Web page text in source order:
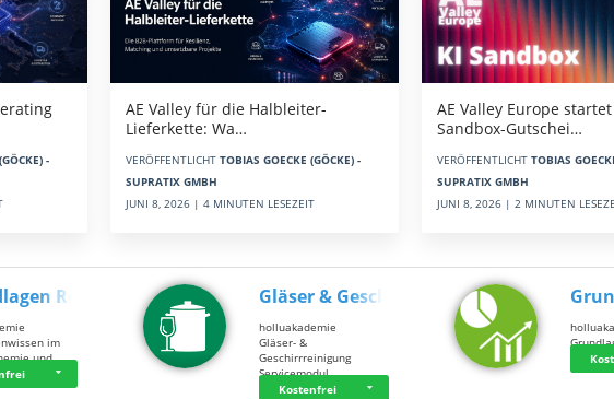
-
AE Valley für die Halbleiter-
Lieferkette: Wa…
VERÖFFENTLICHT TOBIAS GOECKE (GÖCKE) -
SUPRATIX GMBH
JUNI 8, 2026 | 4 MINUTEN LESEZEIT
AE Valley Europe startet
Sandbox-Gutschei…
VERÖFFENTLICHT TOBIAS
SUPRATIX GMBH
JUNI 8, 2026 | 2 MINUTEN
Rein…
im
und …
Gläser & Geschi…
holluakademie
Gläser- &
Geschirrreinigung
Servicemodul
Kostenfrei